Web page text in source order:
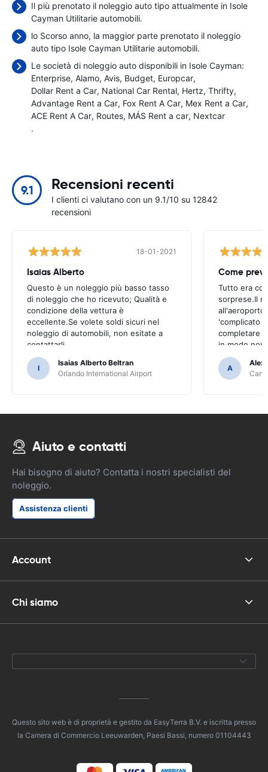
Il più prenotato il noleggio auto tipo attualmente in Isole
Cayman Utilitarie automobili.
lo Scorso anno, la maggior parte prenotato il noleggio
auto tipo Isole Cayman Utilitarie automobili.
Le società di noleggio auto disponibili in Isole Cayman:
Enterprise Alamo Avis Budget Europcar
Dollar Rent a Car National Car Rental Hertz Thrifty
Advantage Rent a Car Fox Rent A Car Mex Rent a Car
ACE Rent A Car Routes MÁS Rent a car Nextcar
.
9.1 Recensioni recenti
I clienti ci valutano con un 9.1/10 su 12842
recensioni
18-01-2021
Isaias Alberto
Questo è un noleggio più basso tasso
di noleggio che ho ricevuto; Qualità e
condizione della vettura è
eccellente.Se volete soldi sicuri nel
noleggio di automobili, non esitate a
contattarli
I
Isaias Alberto Beltran
Orlando International Airport
Come
Tutto era
sorprese.Il
all'aeroporto
'complicato
completare
in modo
A
Alex
Aiuto e contatti
Hai bisogno di aiuto? Contatta i nostri specialisti del
noleggio.
Assistenza clienti
Account
Chi siamo
Questo sito web è di proprietà e gestito da EasyTerra B.V. e iscritta presso
la Camera di Commercio Leeuwarden, Paesi Bassi, numero 01104443